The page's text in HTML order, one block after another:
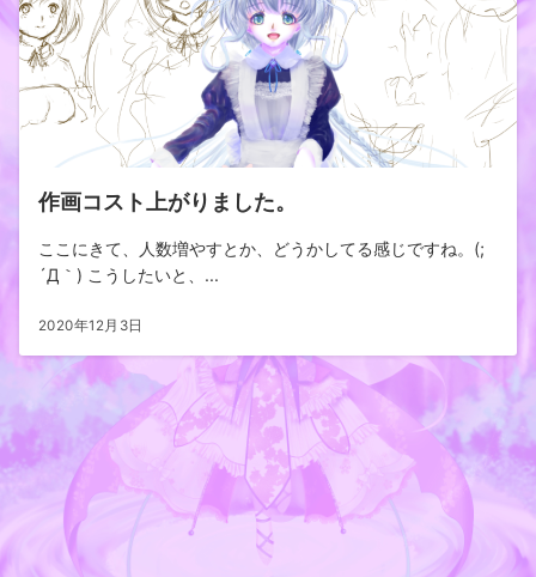
作画コスト上がりました。
ここにきて、人数増やすとか、どうかしてる感じですね。(;
´Д｀) こうしたいと、...
2020年12月3日